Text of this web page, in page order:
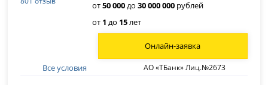
от50 000до30 000 000 рублей
от 1 до 15лет
Все условия АО «ТБанк» Лиц.№2673
Онлайн-заявка